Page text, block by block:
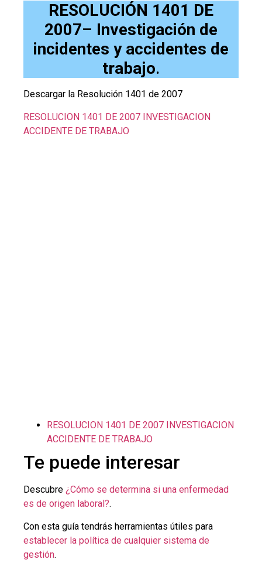
RESOLUCIÓN 1401 DE
2007– Investigación de
incidentes y accidentes de
trabajo.
Descargar la Resolución 1401 de 2007
RESOLUCION 1401 DE 2007 INVESTIGACION
ACCIDENTE DE TRABAJO
RESOLUCION 1401 DE 2007 INVESTIGACION
ACCIDENTE DE TRABAJO
Te puede interesar
Descubre ¿Cómo se determina si una enfermedad
es de origen laboral?.
Con esta guía tendrás herramientas útiles para
establecer la política de cualquier sistema de
gestión.